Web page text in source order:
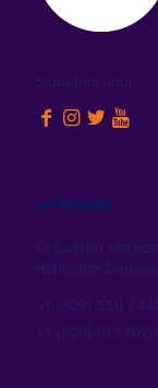
Síguenos aquí
La Romana
C/ Castillo
República
+1 (809) 550 2445
+1 (809) 813 1029